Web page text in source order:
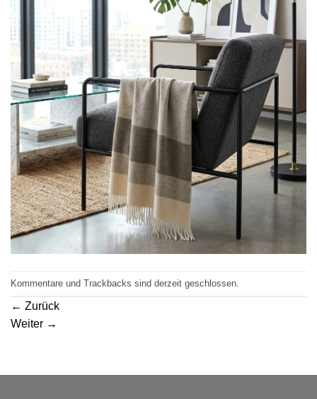
Kommentare und Trackbacks sind derzeit geschlossen.
← Zurück
Weiter →